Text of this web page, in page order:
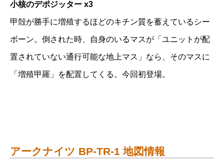
小核のデポジッター x3
甲殻が勝手に増殖するほどのキチン質を蓄えているシー
ボーン。倒された時、自身のいるマスが「ユニットが配
置されていない通行可能な地上マス」なら、そのマスに
「増殖甲羅」を配置してくる。今回初登場。
アークナイツ BP-TR-1 地図情報